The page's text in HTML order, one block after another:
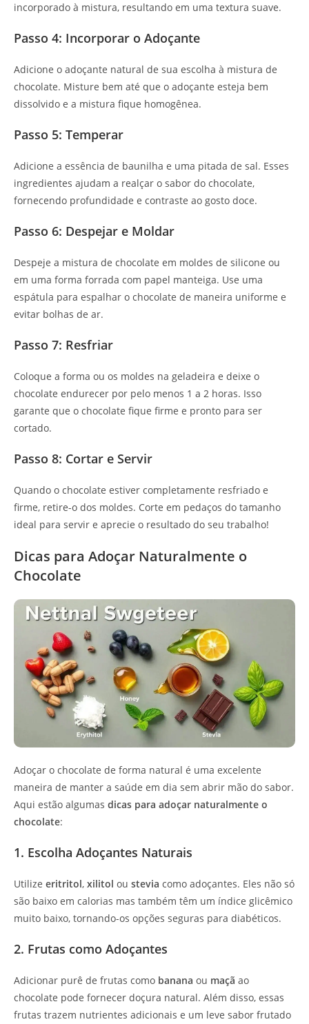
incorporado à mistura, resultando em uma textura suave.
Passo 4: Incorporar o Adoçante
Adicione o adoçante natural de sua escolha à mistura de
chocolate. Misture bem até que o adoçante esteja bem
dissolvido e a mistura fique homogênea.
Passo 5: Temperar
Adicione a essência de baunilha e uma pitada de sal. Esses
ingredientes ajudam a realçar o sabor do chocolate,
fornecendo profundidade e contraste ao gosto doce.
Passo 6: Despejar e Moldar
Despeje a mistura de chocolate em moldes de silicone ou
em uma forma forrada com papel manteiga. Use uma
espátula para espalhar o chocolate de maneira uniforme e
evitar bolhas de ar.
Passo 7: Resfriar
Coloque a forma ou os moldes na geladeira e deixe o
chocolate endurecer por pelo menos 1 a 2 horas. Isso
garante que o chocolate fique firme e pronto para ser
cortado.
Passo 8: Cortar e Servir
Quando o chocolate estiver completamente resfriado e
firme, retire-o dos moldes. Corte em pedaços do tamanho
ideal para servir e aprecie o resultado do seu trabalho!
Dicas para Adoçar Naturalmente o
Chocolate
Adoçar o chocolate de forma natural é uma excelente
maneira de manter a saúde em dia sem abrir mão do sabor.
Aqui estão algumas dicas para adoçar naturalmente o
chocolate:
1. Escolha Adoçantes Naturais
Utilize eritritol, xilitol ou stevia como adoçantes. Eles não só
são baixo em calorias mas também têm um índice glicêmico
muito baixo, tornando-os opções seguras para diabéticos.
2. Frutas como Adoçantes
Adicionar purê de frutas como banana ou maçã ao
chocolate pode fornecer doçura natural. Além disso, essas
frutas trazem nutrientes adicionais e um leve sabor frutado